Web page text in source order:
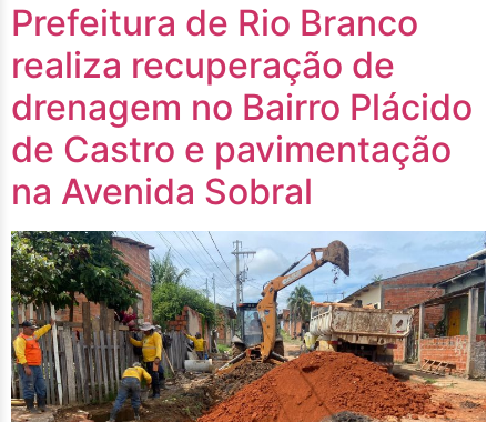
Prefeitura de Rio Branco
realiza recuperação de
drenagem no Bairro Plácido
de Castro e pavimentação
na Avenida Sobral